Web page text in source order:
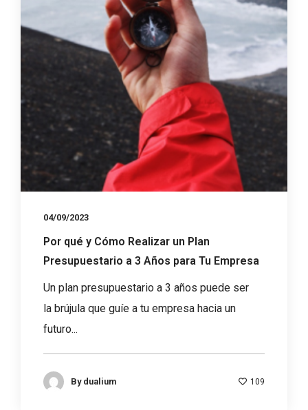
04/09/2023
Por qué y Cómo Realizar un Plan
Presupuestario a 3 Años para Tu Empresa
Un plan presupuestario a 3 años puede ser
la brújula que guíe a tu empresa hacia un
futuro...
By dualium 109